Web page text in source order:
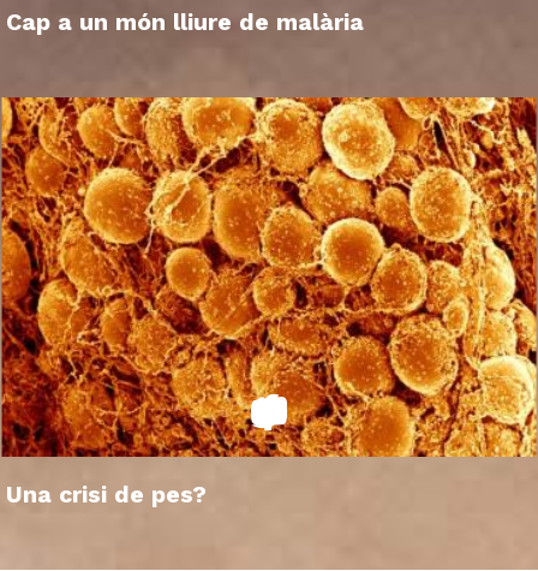
Cap a un món lliure de malària
Una crisi de pes?